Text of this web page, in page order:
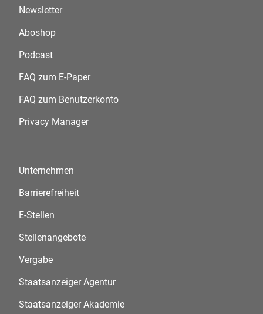
Newsletter
Aboshop
Podcast
FAQ zum E-Paper
FAQ zum Benutzerkonto
Privacy Manager
Unternehmen
Barrierefreiheit
E-Stellen
Stellenangebote
Vergabe
Staatsanzeiger Agentur
Staatsanzeiger Akademie